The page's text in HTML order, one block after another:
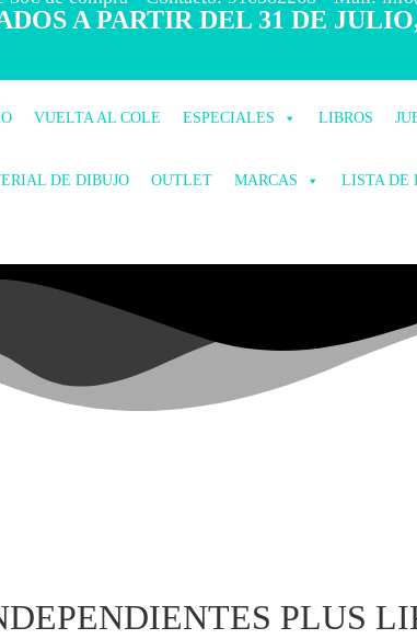
A PARTIR DEL 31 DE
VUELTA AL COLE ESPECIALES LIBROS
DE DIBUJO OUTLET MARCAS LISTA DE
PLUS